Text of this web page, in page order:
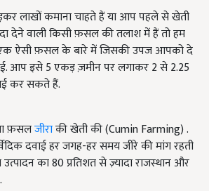
लाखों कमाना चाहते हैं या आप पहले से खेती
देने वाली किसी फ़सल की तलाश में हैं तो हम
ऐसी फ़सल के बारे में जिसकी उपज आपको दे
आप इसे 5 एकड़ ज़मीन पर लगाकर 2 से 2.25
कर सकते हैं.
फ़सलजीराकी खेती की (Cumin Farming) .
दवाई हर जगह-हर समय जीरे की मांग रहती
का 80 प्रतिशत से ज़्यादा राजस्थान और